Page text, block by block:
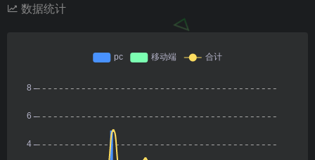
数据统计